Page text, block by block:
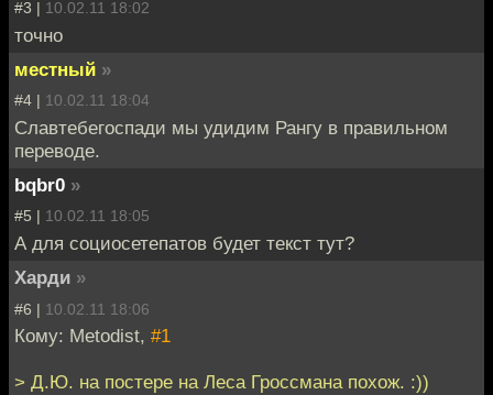
#3 | 10.02.11 18:02
точно
местный »
#4 | 10.02.11 18:04
Славтебегоспади мы удидим Рангу в правильном
переводе.
bqbr0 »
#5 | 10.02.11 18:05
А для социосетепатов будет текст тут?
Харди »
#6 | 10.02.11 18:06
Кому: Metodist, #1
> Д.Ю. на постере на Леса Гроссмана похож. :))